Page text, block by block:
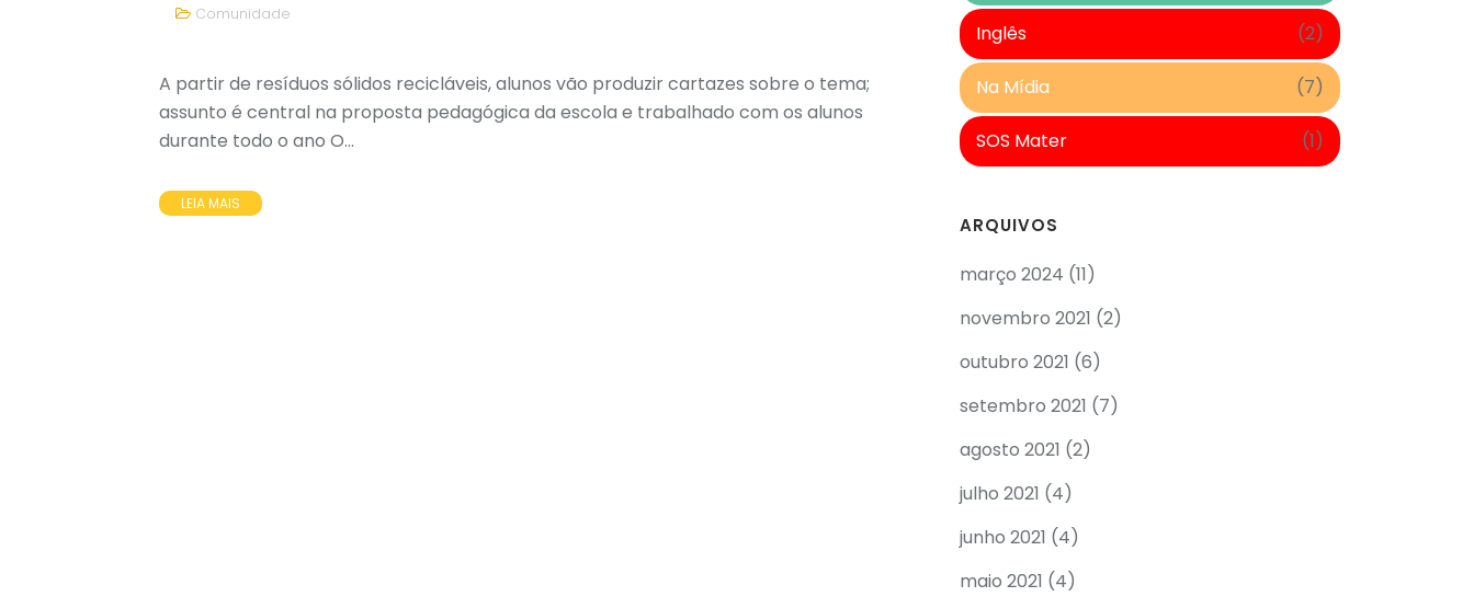
Comunidade
A partir de resíduos sólidos recicláveis, alunos vão produzir cartazes sobre o tema;
assunto é central na proposta pedagógica da escola e trabalhado com os alunos
durante todo o ano O...
LEIA MAIS
Inglês (2)
Na Mídia (7)
SOS Mater (1)
ARQUIVOS
março 2024 (11)
novembro 2021 (2)
outubro 2021 (6)
setembro 2021 (7)
agosto 2021 (2)
julho 2021 (4)
junho 2021 (4)
maio 2021 (4)